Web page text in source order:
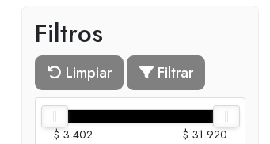
Filtros
Limpiar Filtrar
$ 3.402 $ 31.920